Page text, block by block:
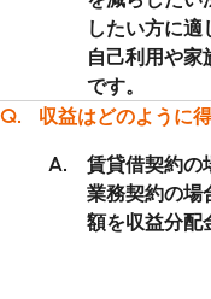
したい方に適
自己利用や家
です。
収益はどのように
賃貸借契約の
業務契約の場
額を収益分配